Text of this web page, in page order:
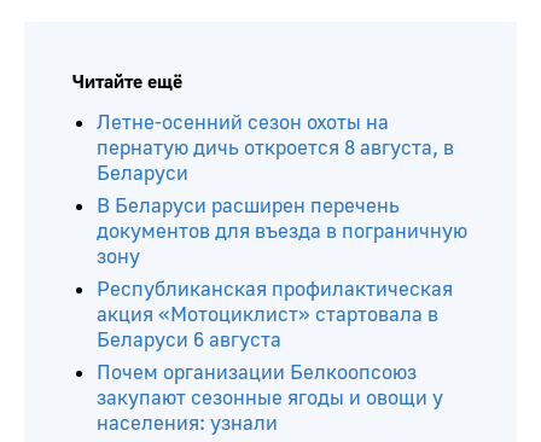
Читайте ещё
Летне-осенний сезон охоты на
пернатую дичь откроется 8 августа, в
Беларуси
В Беларуси расширен перечень
документов для въезда в пограничную
зону
Республиканская профилактическая
акция «Мотоциклист» стартовала в
Беларуси 6 августа
Почем организации Белкоопсоюз
закупают сезонные ягоды и овощи у
населения: узнали